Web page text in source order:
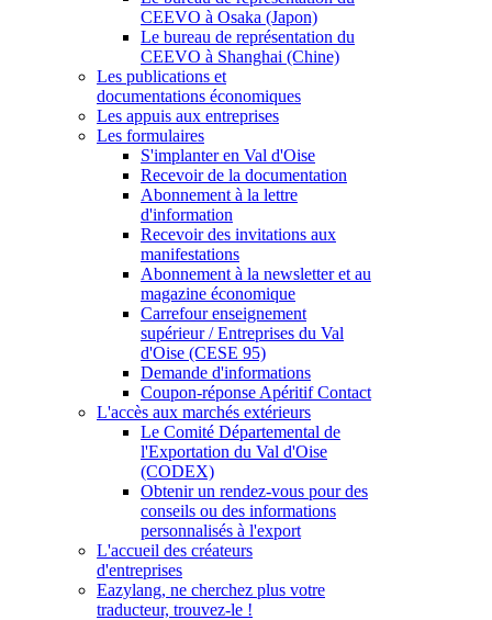
CEEVO à Osaka (Japon)
Le bureau de représentation du
CEEVO à Shanghai (Chine)
Les publications et
documentations économiques
Les appuis aux entreprises
Les formulaires
S'implanter en Val d'Oise
Recevoir de la documentation
Abonnement à la lettre
d'information
Recevoir des invitations aux
manifestations
Abonnement à la newsletter et au
magazine économique
Carrefour enseignement
supérieur / Entreprises du Val
d'Oise (CESE 95)
Demande d'informations
Coupon-réponse Apéritif Contact
L'accès aux marchés extérieurs
Le Comité Départemental de
l'Exportation du Val d'Oise
(CODEX)
Obtenir un rendez-vous pour des
conseils ou des informations
personnalisés à l'export
L'accueil des créateurs
d'entreprises
Eazylang, ne cherchez plus votre
traducteur, trouvez-le !